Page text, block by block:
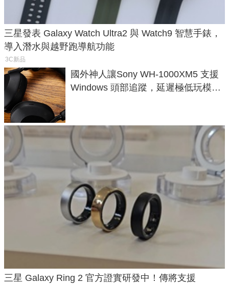
三星發表 Galaxy Watch Ultra2 與 Watch9 智慧手錶，
導入潛水與越野跑導航功能
3C新品
國外神人讓Sony WH-1000XM5 支援
Windows 頭部追蹤，延遲極低玩模擬
三星 Galaxy Ring 2 官方證實研發中！傳將支援